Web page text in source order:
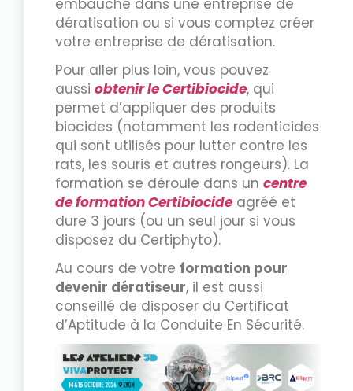
embauché dans une entreprise de
dératisation ou si vous comptez créer
votre entreprise de dératisation.
Pour aller plus loin, vous pouvez
aussi obtenir le Certibiocide, qui
permet d’appliquer des produits
biocides (notamment les rodenticides
qui sont utilisés pour lutter contre les
rats, les souris et autres rongeurs). La
formation se déroule dans un centre
de formation Certibiocide agréé et
dure 3 jours (ou un seul jour si vous
disposez du Certiphyto).
Au cours de votre formation pour
devenir dératiseur, il est aussi
conseillé de disposer du Certificat
d’Aptitude à la Conduite En Sécurité.